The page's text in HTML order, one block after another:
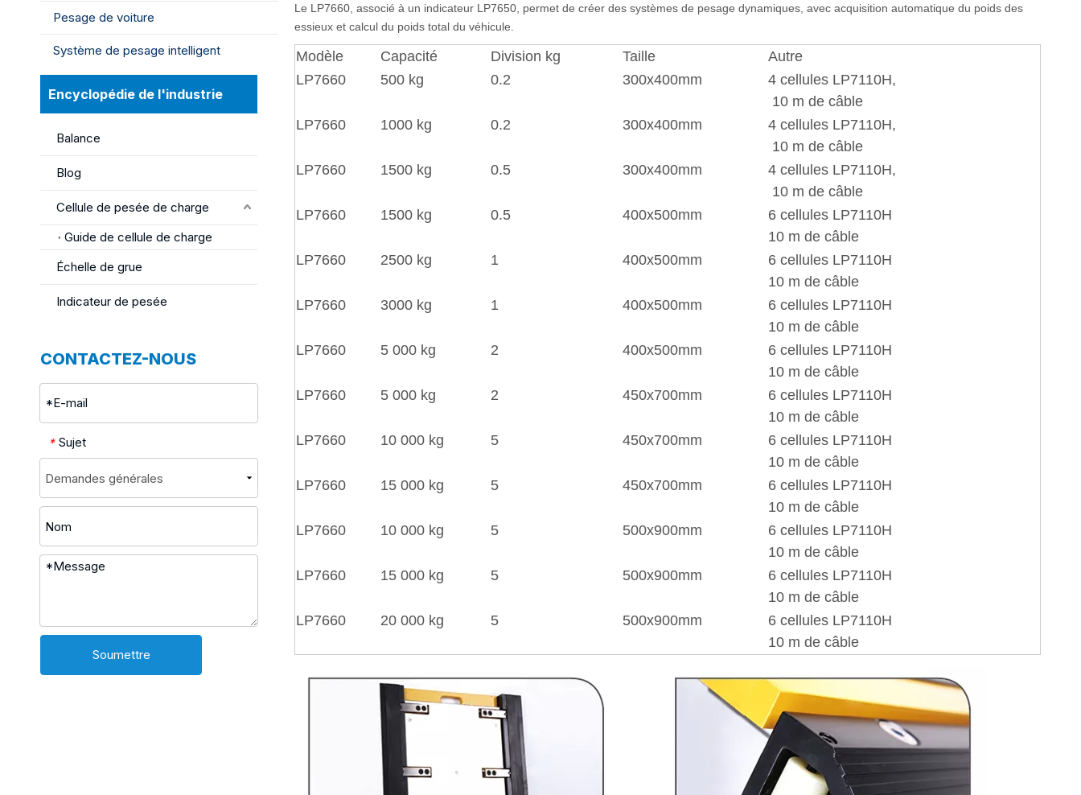
Pesage de voiture
Système de pesage intelligent
Encyclopédie de l'industrie
Balance
Blog
Cellule de pesée de charge
Guide de cellule de charge
Échelle de grue
Indicateur de pesée
CONTACTEZ-NOUS
* Sujet
Soumettre
Le LP7660, associé à un indicateur LP7650, permet de créer des systèmes de pesage dynamiques, avec acquisition automatique du poids des
essieux et calcul du poids total du véhicule.
Modèle Capacité Division kg Taille
Autre
LP7660
500 kg 0.2 300x400mm
4 cellules LP7110H,
10 m de câble
LP7660
1000 kg 0.2 300x400mm
4 cellules LP7110H,
10 m de câble
LP7660
1500 kg 0.5 300x400mm
4 cellules LP7110H,
10 m de câble
LP7660
1500 kg 0.5 400x500mm
6 cellules LP7110H
10 m de câble
LP7660
2500 kg 1 400x500mm
6 cellules LP7110H
10 m de câble
LP7660
3000 kg 1 400x500mm
6 cellules LP7110H
10 m de câble
LP7660
5 000 kg 2 400x500mm
6 cellules LP7110H
10 m de câble
LP7660
5 000 kg 2 450x700mm
6 cellules LP7110H
10 m de câble
LP7660
10 000 kg 5 450x700mm
6 cellules LP7110H
10 m de câble
LP7660
15 000 kg 5 450x700mm
6 cellules LP7110H
10 m de câble
LP7660
10 000 kg 5 500x900mm
6 cellules LP7110H
10 m de câble
LP7660
15 000 kg 5 500x900mm
6 cellules LP7110H
10 m de câble
LP7660
20 000 kg 5 500x900mm
6 cellules LP7110H
10 m de câble